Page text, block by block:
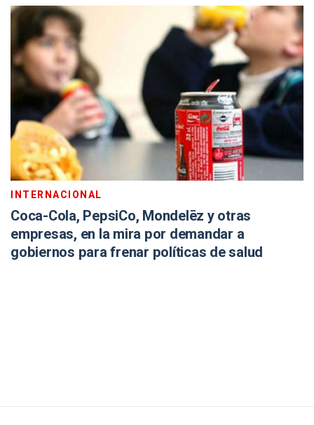
INTERNACIONAL
Coca-Cola, PepsiCo, Mondelēz y otras
empresas, en la mira por demandar a
gobiernos para frenar políticas de salud